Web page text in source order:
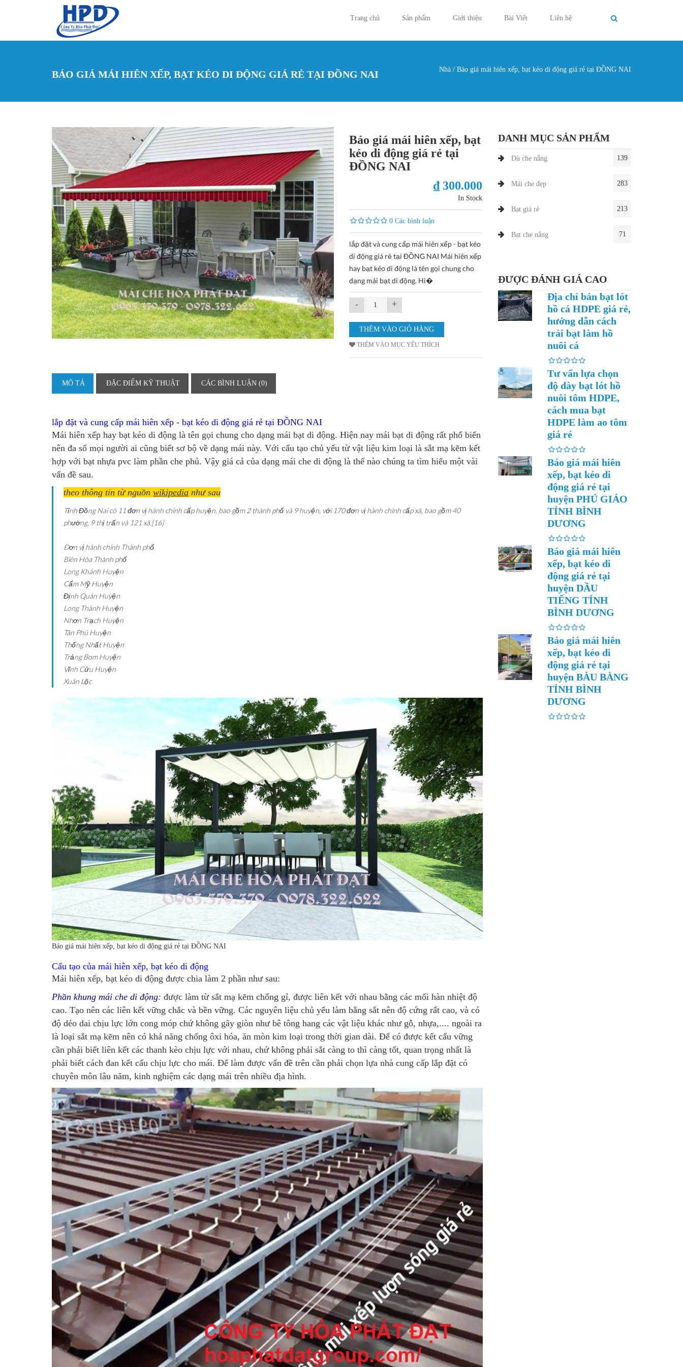
Trang chủ
Sản phẩm Giới thiệu Bài Viết Liên hệ
BÁO GIÁ MÁI HIÊN XẾP, BẠT KÉO DI ĐỘNG GIÁ RẺ TẠI ĐỒNG NAI Nhà / Báo giá mái hiên xếp, bạt kéo di động giá rẻ tại ĐỒNG NAI
Báo giá mái hiên xếp, bạt
kéo di động giá rẻ tại
ĐỒNG NAI
₫ 300.000
In Stock
0 Các bình luận
lắp đặt và cung cấp mái hiên xếp - bạt kéo
di động giá rẻ tại ĐỒNG NAI Mái hiên xếp
hay bạt kéo di động là tên gọi chung cho
dạng mái bạt di động. Hi�
- +
THÊM VÀO MỤC YÊU THÍCH
MÔ TẢ ĐẶC ĐIỂM KỸ THUẬT CÁC BÌNH LUẬN (0)
lắp đặt và cung cấp mái hiên xếp - bạt kéo di động giá rẻ tại ĐỒNG NAI
Mái hiên xếp hay bạt kéo di động là tên gọi chung cho dạng mái bạt di động. Hiện nay mái bạt di động rất phổ biến
nên đa số mọi người ai cũng biết sơ bộ về dạng mái này. Với cấu tạo chủ yếu từ vật liệu kim loại là sắt mạ kẽm kết
hợp với bạt nhựa pvc làm phần che phủ. Vậy giá cả của dạng mái che di động là thế nào chúng ta tìm hiểu một vài
vấn đề sau.
theo thông tin từ nguồn wikipedia như sau
Tỉnh Đồng Nai có 11 đơn vị hành chính cấp huyện, bao gồm 2 thành phố và 9 huyện, với 170 đơn vị hành chính cấp xã, bao gồm 40
phường, 9 thị trấn và 121 xã.[16]
Ðơn vị hành chính Thành phố
Biên Hòa Thành phố
Long Khánh Huyện
Cẩm Mỹ Huyện
Định Quán Huyện
Long Thành Huyện
Nhơn Trạch Huyện
Tân Phú Huyện
Thống Nhất Huyện
Trảng Bom Huyện
Vĩnh Cửu Huyện
Xuân Lộc
Báo giá mái hiên xếp, bạt kéo di động giá rẻ tại ĐỒNG NAI
Cấu tạo của mái hiên xếp, bạt kéo di động
Mái hiên xếp, bạt kéo di động được chia làm 2 phần như sau:
Phần khung mái che di động: được làm từ sắt mạ kẽm chống gỉ, được liên kết với nhau bằng các mối hàn nhiệt độ
cao. Tạo nên các liên kết vững chắc và bền vững. Các nguyên liệu chủ yếu làm bằng sắt nên độ cứng rất cao, và có
độ dẻo dai chịu lực lớn cong móp chứ không gãy giòn như bê tông hang các vật liệu khác như gỗ, nhựa,.... ngoài ra
là loại sắt mạ kẽm nên có khả năng chống ôxi hóa, ăn mòn kim loại trong thời gian dài. Để có được kết cấu vững
cần phải biết liên kết các thanh kèo chịu lực với nhau, chứ không phải sắt càng to thì càng tốt, quan trọng nhất là
phải biết cách đan kết cấu chịu lực cho mái. Để làm được vấn đề trên cần phải chọn lựa nhà cung cấp lắp đặt có
chuyên môn lâu năm, kinh nghiệm các dạng mái trên nhiều địa hình.
DANH MỤC SẢN PHẨM
Dù che nắng 139
Mái che đẹp 283
Bạt giá rẻ 213
Bạt che nắng 71
ĐƯỢC ĐÁNH GIÁ CAO
Địa chỉ bán bạt lót
hồ cá HDPE giá rẻ,
hướng dẫn cách
trải bạt làm hồ
nuôi cá
Tư vấn lựa chọn
độ dày bạt lót hồ
nuôi tôm HDPE,
cách mua bạt
HDPE làm ao tôm
giá rẻ
Báo giá mái hiên
xếp, bạt kéo di
động giá rẻ tại
huyện PHÚ GIÁO
TỈNH BÌNH
DƯƠNG
Báo giá mái hiên
xếp, bạt kéo di
động giá rẻ tại
huyện DẦU
TIẾNG TỈNH
BÌNH DƯƠNG
Báo giá mái hiên
xếp, bạt kéo di
động giá rẻ tại
huyện BÀU BÀNG
TỈNH BÌNH
DƯƠNG